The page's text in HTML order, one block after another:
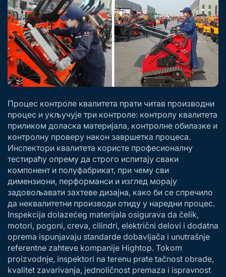
Процес контроле квалитета прати читав производни
процес и укључује три контроле: контролу квалитета
приликом доласка материјала, контролне обилазке и
контролну проверу након завршетка процеса.
Инспектори квалитета користе професионалну
тестираћу опрему да строго испитају сваки
компонент и полуфабрикат, при чему сви
димензиони, перформанси и изглед морају
задовољавати захтеве дизајна, како би се спречило
да неквалитетни производи отиду у наредни процес.
Inspekcija dolazećeg materijala osigurava da čelik,
motori, pogoni, creva, cilindri, električni delovi i dodatna
oprema ispunjavaju standarde dobavljača i unutrašnje
referentne zahteve kompanije Hightop. Tokom
proizvodnje, inspektori na terenu prate tačnost obrade,
kvalitet zavarivanja, jednoličnost premaza i ispravnost